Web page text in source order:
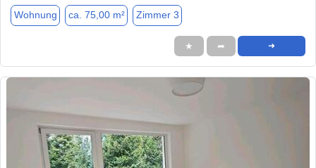
Wohnung ca. 75,00 m² Zimmer 3
★ ➦ ➜